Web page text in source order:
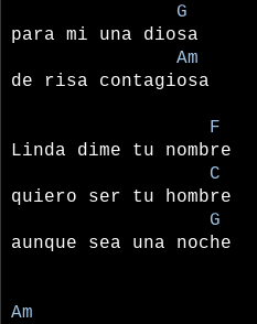
G
para mi una diosa
Am
de risa contagiosa
F
Linda dime tu nombre
C
quiero ser tu hombre
G
aunque sea una noche
Am